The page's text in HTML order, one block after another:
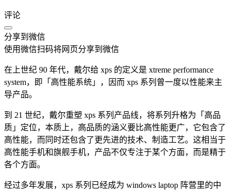
评论
分享到微信
使用微信扫码将网页分享到微信
在上世纪 90 年代，戴尔给 xps 的定义是 xtreme performance
system，即「高性能系统」，因而 xps 系列曾一度以性能来主
导产品。
到 21 世纪，戴尔重塑 xps 系列产品线，将系列升格为「高品
质」定位，本质上，高品质的涵义要比高性能更广，它包含了
高性能，而同时还包含了更先进的技术、制造工艺。这相当于
高性能手机和旗舰手机，产品不仅专注于某个方面，而是精于
各个方面。
经过多年发展，xps 系列已经成为 windows laptop 阵营里的中